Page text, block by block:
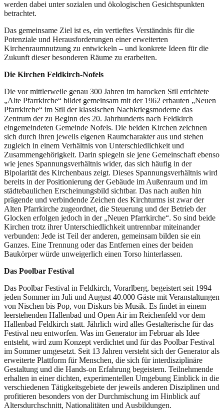
werden dabei unter sozialen und ökologischen Gesichtspunkten
betrachtet.
Das gemeinsame Ziel ist es, ein vertieftes Verständnis für die
Potenziale und Herausforderungen einer erweiterten
Kirchenraumnutzung zu entwickeln – und konkrete Ideen für die
Zukunft dieser besonderen Räume zu erarbeiten.
Die Kirchen Feldkirch-Nofels
Die vor mittlerweile genau 300 Jahren im barocken Stil errichtete
„Alte Pfarrkirche“ bildet gemeinsam mit der 1962 erbauten „Neuen
Pfarrkirche“ im Stil der klassischen Nachkriegsmoderne das
Zentrum der zu Beginn des 20. Jahrhunderts nach Feldkirch
eingemeindeten Gemeinde Nofels. Die beiden Kirchen zeichnen
sich durch ihren jeweils eigenen Raumcharakter aus und stehen
zugleich in einem Verhältnis von Unterschiedlichkeit und
Zusammengehörigkeit. Darin spiegeln sie jene Gemeinschaft ebenso
wie jenes Spannungsverhältnis wider, das sich häufig in der
Bipolarität des Kirchenbaus zeigt. Dieses Spannungsverhältnis wird
bereits in der Positionierung der Gebäude im Außenraum und im
städtebaulichen Erscheinungsbild sichtbar. Das nach außen hin
prägende und verbindende Zeichen des Kirchturms ist zwar der
Alten Pfarrkirche zugeordnet, die Steuerung und der Betrieb der
Glocken erfolgen jedoch in der „Neuen Pfarrkirche“. So sind beide
Kirchen trotz ihrer Unterschiedlichkeit untrennbar miteinander
verbunden: Jede ist Teil der anderen, gemeinsam bilden sie ein
Ganzes. Eine Trennung oder das Entfernen eines der beiden
Baukörper würde unweigerlich einen Torso hinterlassen.
Das Poolbar Festival
Das Poolbar Festival in Feldkirch, Vorarlberg, begeistert seit 1994
jeden Sommer im Juli und August 40.000 Gäste mit Veranstaltungen
von Nischen bis Pop, von Diskurs bis Musik. Es findet in einem
leerstehenden Hallenbad und Open Air im Reichenfeld vor dem
Hallenbad Feldkirch statt. Jährlich wird alles Gestalterische für das
Festival neu entworfen. Was im Generator im Februar als Idee
entsteht, wird zum Konzept verdichtet und für das Poolbar Festival
im Sommer umgesetzt. Seit 13 Jahren versteht sich der Generator als
erweiterte Plattform für Menschen, die sich für interdisziplinäre
Gestaltung und die Hands-on Erfahrung begeistern. Teilnehmende
erhalten in einer dichten, experimentellen Umgebung Einblick in die
verschiedenen Tätigkeitsgebiete der jeweils anderen Disziplinen und
profitieren besonders von der Durchmischung im Hinblick auf
Altersdurchschnitt, Nationalitäten und Ausbildungen.